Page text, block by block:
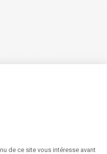
de ce site vous intéresse avant